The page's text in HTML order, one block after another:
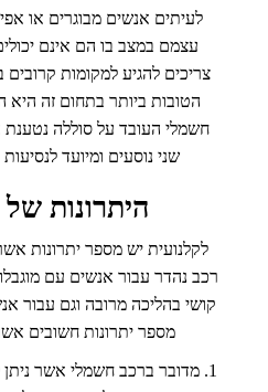
לעיתים אנשים מבוגרים או
עצמם במצב בו הם אינם
צריכים להגיע למקומות
הטובות ביותר בתחום זה היא
חשמלי העובד על סוללה
שני נוסעים ומיועד
היתרונות
לקלנועית יש מספר יתרונות
רכב נהדר עבור אנשים עם
קושי בהליכה מרובה וגם עבור
מספר יתרונות חשובים
1. מדובר ברכב חשמלי אשר